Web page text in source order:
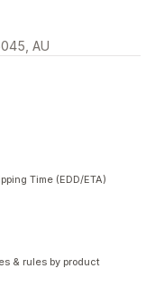
AU
Time (EDD/ETA)
& rules by product